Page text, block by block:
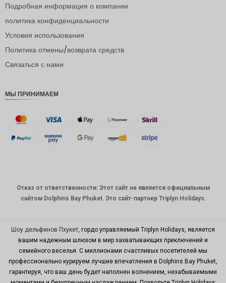
ЙЕНА
евро
ая
крона
САПР
корейск
ая вона
китайски
й юань
Подробная информация о компании
политика конфиденциальности
Условия использования
Политика отмены/возврата средств
Связаться с нами
МЫ ПРИНИМАЕМ
Отказ от ответственности: Этот сайт не является официальным
сайтом Dolphins Bay Phuket. Это сайт-партнер Triplyn Holidays.
Шоу дельфинов Пхукет , гордо управляемый Triplyn Holidays, является
вашим надежным шлюзом в мир захватывающих приключений и
семейного веселья. С миллионами счастливых посетителей мы
профессионально курируем лучшие впечатления в Dolphins Bay Phuket,
гарантируя, что ваш день будет наполнен волнением, незабываемыми